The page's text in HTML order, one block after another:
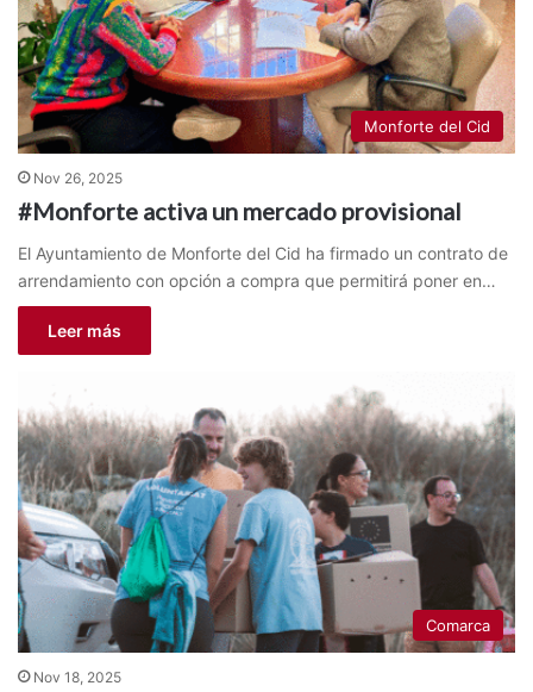
Monforte del Cid
Nov 26, 2025
#Monforte activa un mercado provisional
El Ayuntamiento de Monforte del Cid ha firmado un contrato de
arrendamiento con opción a compra que permitirá poner en…
Leer más
Comarca
Nov 18, 2025